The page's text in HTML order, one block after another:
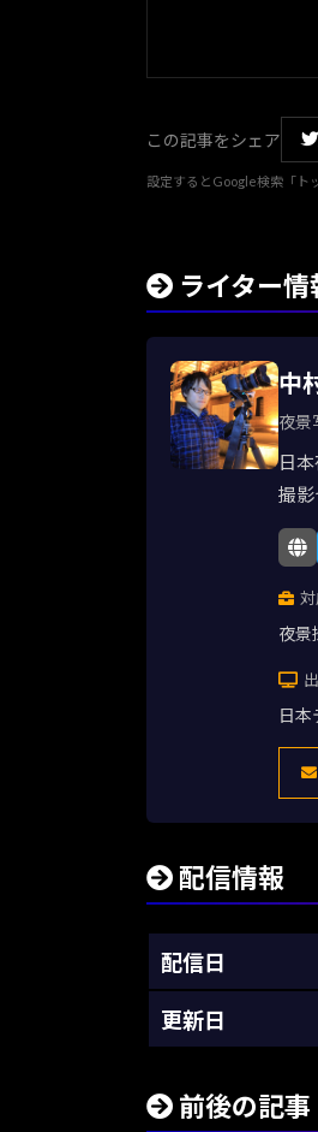
この記事をシェア
設定するとGoogle検索「ト
ライター情
中
夜景
日
撮
夜景
日
配信情報
配信日
更新日
前後の記事